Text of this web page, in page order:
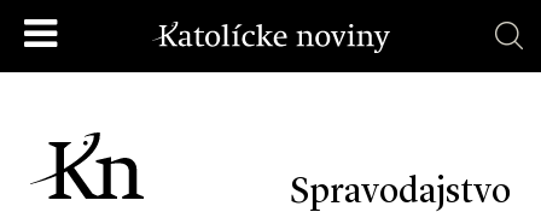
Spravodajstvo